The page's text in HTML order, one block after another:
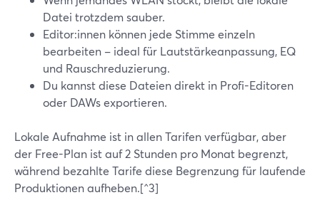
Datei trotzdem sauber.
Editor:innen können jede Stimme einzeln
bearbeiten – ideal für Lautstärkeanpassung, EQ
und Rauschreduzierung.
Du kannst diese Dateien direkt in Profi-Editoren
oder DAWs exportieren.
Lokale Aufnahme ist in allen Tarifen verfügbar, aber
der Free-Plan ist auf 2 Stunden pro Monat begrenzt,
während bezahlte Tarife diese Begrenzung für laufende
Produktionen aufheben.[^3]